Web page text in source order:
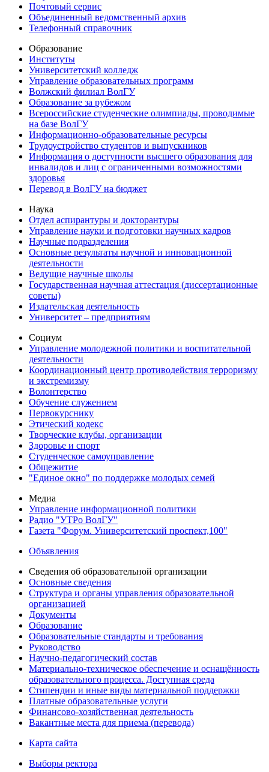
Почтовый сервис
Объединенный ведомственный архив
Телефонный справочник
Образование
Институты
Университетский колледж
Управление образовательных программ
Волжский филиал ВолГУ
Образование за рубежом
Всероссийские студенческие олимпиады, проводимые
на базе ВолГУ
Информационно-образовательные ресурсы
Трудоустройство студентов и выпускников
Информация о доступности высшего образования для
инвалидов и лиц с ограниченными возможностями
здоровья
Перевод в ВолГУ на бюджет
Наука
Отдел аспирантуры и докторантуры
Управление науки и подготовки научных кадров
Научные подразделения
Основные результаты научной и инновационной
деятельности
Ведущие научные школы
Государственная научная аттестация (диссертационные
советы)
Издательская деятельность
Университет – предприятиям
Социум
Управление молодежной политики и воспитательной
деятельности
Координационный центр противодействия терроризму
и экстремизму
Волонтерство
Обучение служением
Первокурснику
Этический кодекс
Творческие клубы, организации
Здоровье и спорт
Студенческое самоуправление
Общежитие
"Единое окно" по поддержке молодых семей
Медиа
Управление информационной политики
Радио "УТРо ВолГУ"
Газета "Форум. Университетский проспект,100"
Объявления
Сведения об образовательной организации
Основные сведения
Структура и органы управления образовательной
организацией
Документы
Образование
Образовательные стандарты и требования
Руководство
Научно-педагогический состав
Материально-техническое обеспечение и оснащённость
образовательного процесса. Доступная среда
Стипендии и иные виды материальной поддержки
Платные образовательные услуги
Финансово-хозяйственная деятельность
Вакантные места для приема (перевода)
Карта сайта
Выборы ректора